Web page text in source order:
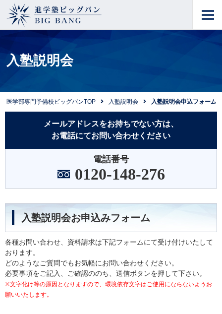
進学塾ビッグバン BIG BANG
医学部専門予備校ビッグバンTOP 入塾説明会 入塾説明会申込フォーム
入塾説明会
メールアドレスをお持ちでない方は、
お電話にてお問い合わせください
電話番号
0120-148-276
入塾説明会お申込みフォーム
各種お問い合わせ、資料請求は下記フォームにて受け付けいたして
おります。
どのようなご質問でもお気軽にお問い合わせください。
必要事項をご記入、ご確認ののち、送信ボタンを押して下さい。
※文字化け等の原因となりますので、環境依存文字はご使用にならないようお
願いいたします。